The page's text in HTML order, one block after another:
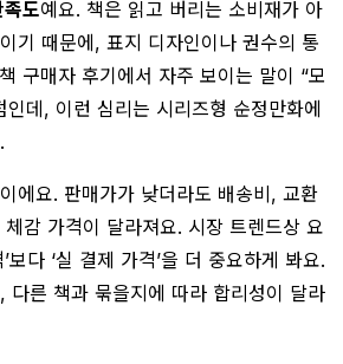
도예요. 책은 읽고 버리는 소비재가 아
기 때문에, 표지 디자인이나 권수의 통
구매자 후기에서 자주 보이는 말이 “모
인데, 이런 심리는 시리즈형 순정만화에
이에요. 판매가가 낮더라도 배송비, 교환
감 가격이 달라져요. 시장 트렌드상 요
보다 ‘실 결제 가격’을 더 중요하게 봐요.
다른 책과 묶을지에 따라 합리성이 달라